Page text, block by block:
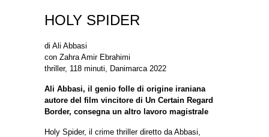
HOLY SPIDER
di Ali Abbasi
con Zahra Amir Ebrahimi
thriller, 118 minuti, Danimarca 2022
Ali Abbasi, il genio folle di origine iraniana
autore del film vincitore di Un Certain Regard
Border, consegna un altro lavoro magistrale
Holy Spider, il crime thriller diretto da Abbasi,